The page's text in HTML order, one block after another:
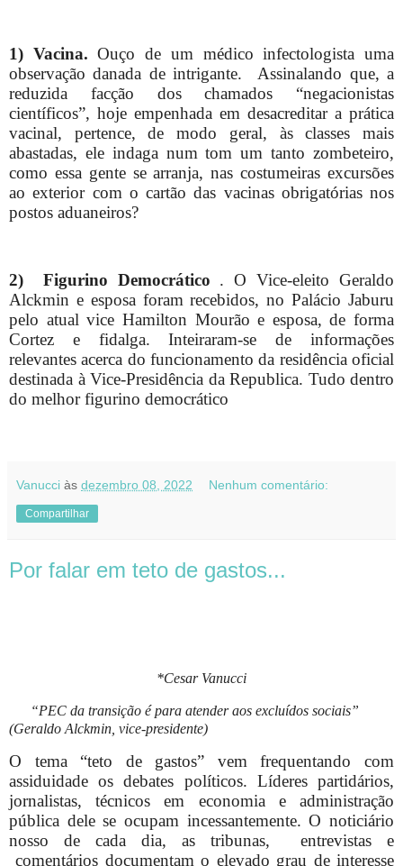
1) Vacina. Ouço de um médico infectologista uma
observação danada de intrigante.
Assinalando que, a
reduzida facção dos chamados “negacionistas
científicos”, hoje empenhada em desacreditar a prática
vacinal, pertence, de modo geral, às classes mais
abastadas, ele indaga num tom um tanto zombeteiro,
como essa gente se arranja, nas costumeiras excursões
ao exterior com o cartão das vacinas obrigatórias nos
postos aduaneiros?
2) Figurino Democrático . O Vice-eleito Geraldo
Alckmin e esposa foram recebidos, no Palácio Jaburu
pelo atual vice Hamilton Mourão e esposa, de forma
Cortez e fidalga. Inteiraram-se de informações
relevantes acerca do funcionamento da residência oficial
destinada à Vice-Presidência da Republica. Tudo dentro
do melhor figurino democrático
Vanucci às dezembro 08, 2022 Nenhum comentário:
Compartilhar
Por falar em teto de gastos...
*Cesar Vanucci
“PEC da transição é para atender aos excluídos sociais”
(Geraldo Alckmin, vice-presidente)
O tema “teto de gastos” vem frequentando com
assiduidade os debates políticos. Líderes partidários,
jornalistas, técnicos em economia e administração
pública dele se ocupam incessantemente. O noticiário
nosso de cada dia, as tribunas,
entrevistas e
comentários documentam o elevado grau de interesse